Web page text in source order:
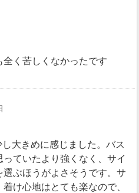
く苦しくなかったです
大きめに感じました。バス
っていたより強くなく、サイ
ぶほうがよさそうです。サ
け心地はとても楽なので、